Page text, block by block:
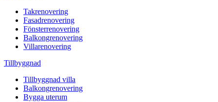
Takrenovering
Fasadrenovering
Fönsterrenovering
Balkongrenovering
Villarenovering
Tillbyggnad
Tillbyggnad villa
Balkongrenovering
Bygga uterum